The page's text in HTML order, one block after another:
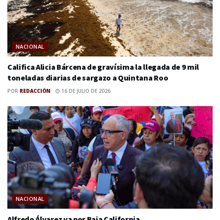
NACIONAL
Califica Alicia Bárcena de gravísima la llegada de 9 mil
toneladas diarias de sargazo a Quintana Roo
POR REDACCIÓN 16 DE JULIO DE 2026
NACIONAL